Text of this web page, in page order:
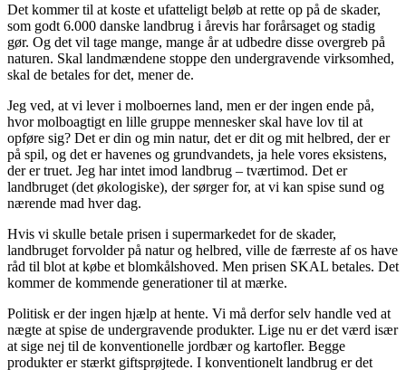
Det kommer til at koste et ufatteligt beløb at rette op på de skader,
som godt 6.000 danske landbrug i årevis har forårsaget og stadig
gør. Og det vil tage mange, mange år at udbedre disse overgreb på
naturen. Skal landmændene stoppe den undergravende virksomhed,
skal de betales for det, mener de.
Jeg ved, at vi lever i molboernes land, men er der ingen ende på,
hvor molboagtigt en lille gruppe mennesker skal have lov til at
opføre sig? Det er din og min natur, det er dit og mit helbred, der er
på spil, og det er havenes og grundvandets, ja hele vores eksistens,
der er truet. Jeg har intet imod landbrug – tværtimod. Det er
landbruget (det økologiske), der sørger for, at vi kan spise sund og
nærende mad hver dag.
Hvis vi skulle betale prisen i supermarkedet for de skader,
landbruget forvolder på natur og helbred, ville de færreste af os have
råd til blot at købe et blomkålshoved. Men prisen SKAL betales. Det
kommer de kommende generationer til at mærke.
Politisk er der ingen hjælp at hente. Vi må derfor selv handle ved at
nægte at spise de undergravende produkter. Lige nu er det værd især
at sige nej til de konventionelle jordbær og kartofler. Begge
produkter er stærkt giftsprøjtede. I konventionelt landbrug er det